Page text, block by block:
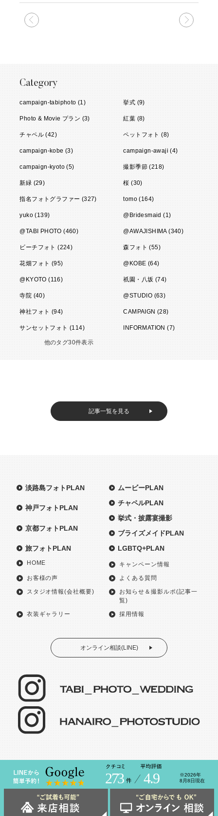
Category
campaign-tabiphoto (1) 挙式 (9)
Photo & Movie プラン (3) 紅葉 (8)
チャペル (42) ペットフォト (8)
campaign-kobe (3) campaign-awaji (4)
campaign-kyoto (5) 撮影季節 (218)
新緑 (29) 桜 (30)
指名フォトグラファー (327) tomo (164)
yuko (139) @Bridesmaid (1)
@TABI PHOTO (460) @AWAJISHIMA (340)
ビーチフォト (224) 森フォト (55)
花畑フォト (95) @KOBE (64)
@KYOTO (116) 祇園・八坂 (74)
寺院 (40) @STUDIO (63)
神社フォト (94) CAMPAIGN (28)
サンセットフォト (114) INFORMATION (7)
他のタグ30件表示
記事一覧を見る
273 4.9
※2026年
8月8日現在
淡路島フォトPLAN
神戸フォトPLAN
京都フォトPLAN
旅フォトPLAN
ムービーPLAN
チャペルPLAN
挙式・披露宴撮影
ブライズメイドPLAN
LGBTQ+PLAN
HOME
キャンペーン情報
お客様の声
よくある質問
スタジオ情報(会社概要)
お知らせ＆撮影ルポ(記事一
覧)
衣装ギャラリー
採用情報
オンライン相談(LINE)
TABI PHOTO © FUJI STUDIO 2022 ALL RIGHTS RESERVED.